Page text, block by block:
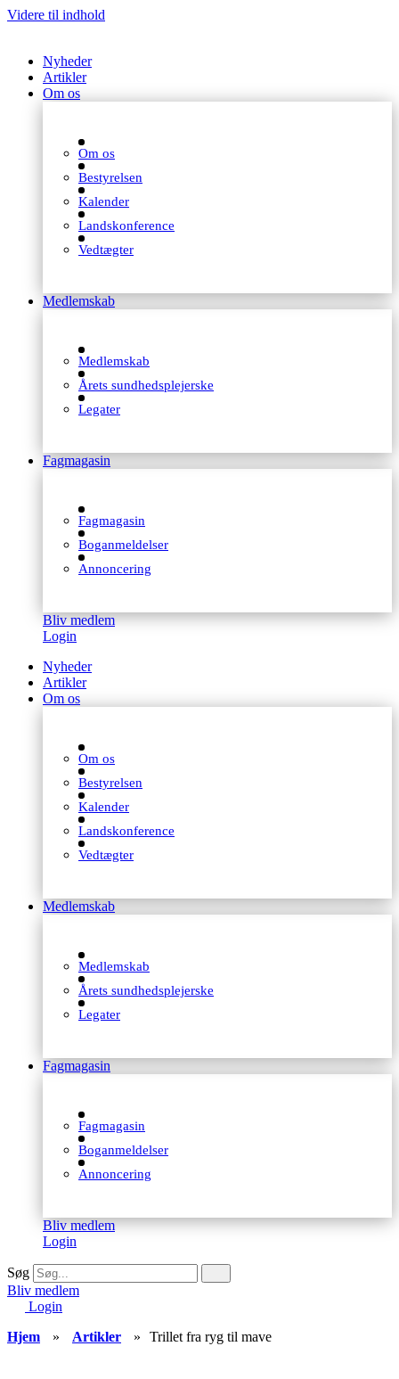
Videre til indhold
Nyheder
Artikler
Om os
Om os
Bestyrelsen
Kalender
Landskonference
Vedtægter
Medlemskab
Medlemskab
Årets sundhedsplejerske
Legater
Fagmagasin
Fagmagasin
Boganmeldelser
Annoncering
Bliv medlem
Login
Nyheder
Artikler
Om os
Om os
Bestyrelsen
Kalender
Landskonference
Vedtægter
Medlemskab
Medlemskab
Årets sundhedsplejerske
Legater
Fagmagasin
Fagmagasin
Boganmeldelser
Annoncering
Bliv medlem
Login
Søg
Bliv medlem
Login
Hjem
» Artikler » Trillet fra ryg til mave